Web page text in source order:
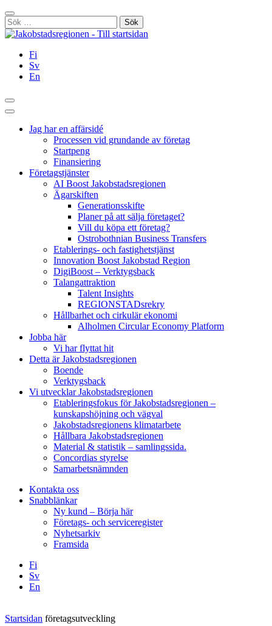
Hoppa
till
innehållet
Stäng
Sök
efter:
Fi
Sv
En
Sök
Huvudmeny
Jag har en affärsidé
Processen vid grundande av företag
Startpeng
Finansiering
Företagstjänster
AI Boost Jakobstadsregionen
Ägarskiften
Generationsskifte
Planer på att sälja företaget?
Vill du köpa ett företag?
Ostrobothnian Business Transfers
Etablerings- och fastighetstjänst
Innovation Boost Jakobstad Region
DigiBoost – Verktygsback
Talangattraktion
Talent Insights
REGIONSTADsrekry
Hållbarhet och cirkulär ekonomi
Alholmen Circular Economy Platform
Jobba här
Vi har flyttat hit
Detta är Jakobstadsregionen
Boende
Verktygsback
Vi utvecklar Jakobstadsregionen
Etableringsfokus för Jakobstadsregionen –
kunskapshöjning och vägval
Jakobstadsregionens klimatarbete
Hållbara Jakobstadsregionen
Material & statistik – samlingssida.
Concordias styrelse
Samarbetsnämnden
Kontakta oss
Snabblänkar
Ny kund – Börja här
Företags- och serviceregister
Nyhetsarkiv
Framsida
Fi
Sv
En
Startsidan företagsutveckling